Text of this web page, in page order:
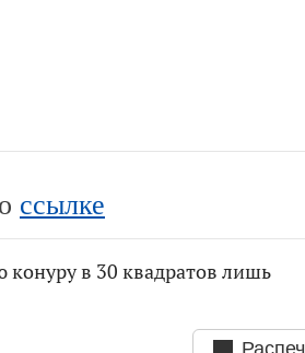
ссылке
в 30 квадратов лишь